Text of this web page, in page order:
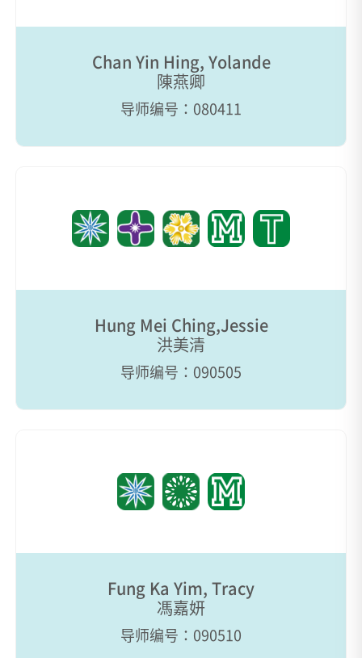
Chan Yin Hing, Yolande
陳燕卿
导师编号：080411
Hung Mei Ching,Jessie
洪美清
导师编号：090505
Fung Ka Yim, Tracy
馮嘉妍
导师编号：090510